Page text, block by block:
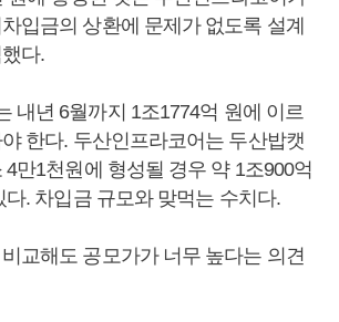
입금의 상환에 문제가 없도록 설계
다.
내년 6월까지 1조1774억 원에 이르
한다. 두산인프라코어는 두산밥캣
만1천원에 형성될 경우 약 1조900억
다. 차입금 규모와 맞먹는 수치다.
교해도 공모가가 너무 높다는 의견